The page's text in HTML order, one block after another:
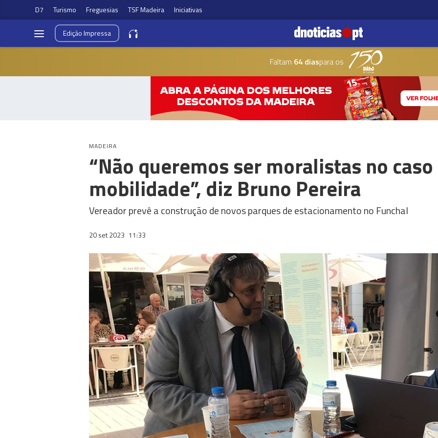
D7 Turismo Freguesias TSF Madeira Iniciativas
EdiçãoImpressa
Faltam 64 diaspara os
MADEIRA
“Não queremos ser moralistas no
mobilidade”, diz Bruno Pereira
Vereador prevê a construção de novos parques de estacionamento no Funchal
20 set 2023 11:33